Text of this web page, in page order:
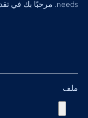
needs. مرحبًا بك في
ملف